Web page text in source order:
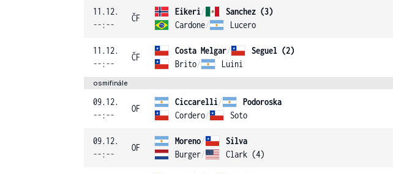
11.12.
--:--
ČF
Eikeri/
Sanchez (3)
Cardone/ Lucero
11.12.
--:--
ČF
Costa Melgar/
Seguel (2)
Brito/ Luini
osmifinále
09.12.
--:--
OF
Ciccarelli/
Podoroska
Cordero/ Soto
09.12.
--:--
OF
Moreno/
Silva
Burger/ Clark (4)